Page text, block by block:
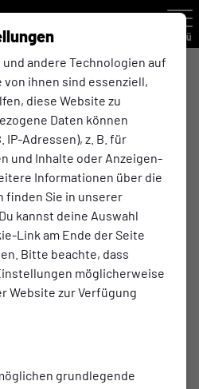
andere Technologien auf
ihnen sind essenziell,
diese Website zu
Daten können
IP-Adressen), z. B. für
und Inhalte oder Anzeigen-
Informationen über die
finden Sie in unserer
. Du kannst deine Auswahl
Link am Ende der Seite
Bitte beachte, dass
möglicherweise
Website zur Verfügung
grundlegende
Menü
Funktionsteam